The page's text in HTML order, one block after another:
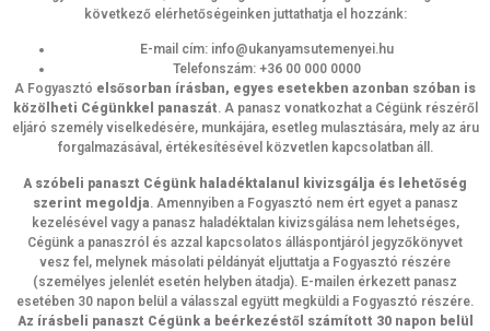
következő elérhetőségeinken juttathatja el hozzánk:
E-mail cím: info@ukanyamsutemenyei.hu
Telefonszám: +36 00 000 0000
A Fogyasztó elsősorban írásban, egyes esetekben azonban szóban is
közölheti Cégünkkel panaszát. A panasz vonatkozhat a Cégünk részéről
eljáró személy viselkedésére, munkájára, esetleg mulasztására, mely az áru
forgalmazásával, értékesítésével közvetlen kapcsolatban áll.
A szóbeli panaszt Cégünk haladéktalanul kivizsgálja és lehetőség
szerint megoldja. Amennyiben a Fogyasztó nem ért egyet a panasz
kezelésével vagy a panasz haladéktalan kivizsgálása nem lehetséges,
Cégünk a panaszról és azzal kapcsolatos álláspontjáról jegyzőkönyvet
vesz fel, melynek másolati példányát eljuttatja a Fogyasztó részére
(személyes jelenlét esetén helyben átadja). E-mailen érkezett panasz
esetében 30 napon belül a válasszal együtt megküldi a Fogyasztó részére.
Az írásbeli panaszt Cégünk a beérkezéstől számított 30 napon belül